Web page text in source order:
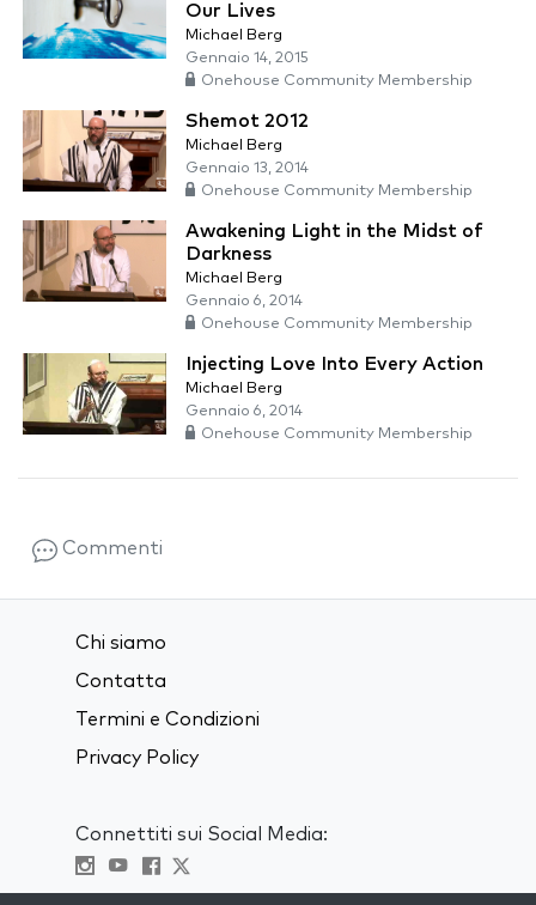
Our Lives
Michael Berg
Gennaio 14, 2015
Onehouse Community Membership
Shemot 2012
Michael Berg
Gennaio 13, 2014
Onehouse Community Membership
Awakening Light in the Midst of
Darkness
Michael Berg
Gennaio 6, 2014
Onehouse Community Membership
Injecting Love Into Every Action
Michael Berg
Gennaio 6, 2014
Onehouse Community Membership
Commenti
Chi siamo
Contatta
Termini e Condizioni
Privacy Policy
Connettiti sui Social Media: